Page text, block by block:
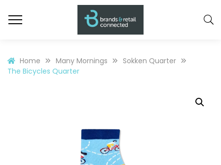
Home Many Mornings
Sokken Quarter
The Bicycles Quarter